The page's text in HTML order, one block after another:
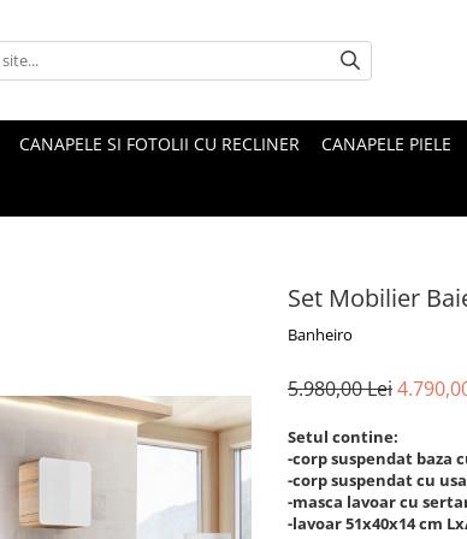
CANAPELE SI FOTOLII CU RECLINER CANAPELE PIELE
Set Mobilier
Banheiro
5.980,00 Lei
Setul contine:
-corp suspendat baza
-corp suspendat cu
-masca lavoar cu
-lavoar 51x40x14 cm